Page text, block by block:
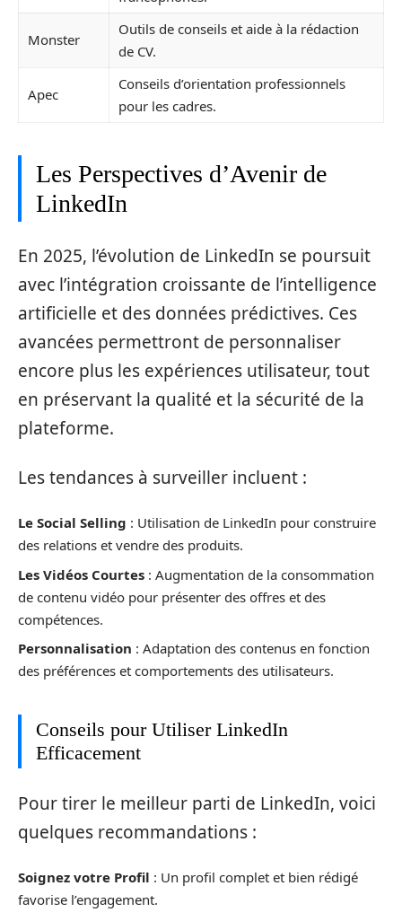
Monster
Outils de conseils et aide à la rédaction
de CV.
Apec
Conseils d’orientation professionnels
pour les cadres.
Les Perspectives d’Avenir de
LinkedIn
En 2025, l’évolution de LinkedIn se poursuit
avec l’intégration croissante de l’intelligence
artificielle et des données prédictives. Ces
avancées permettront de personnaliser
encore plus les expériences utilisateur, tout
en préservant la qualité et la sécurité de la
plateforme.
Les tendances à surveiller incluent :
Le Social Selling : Utilisation de LinkedIn pour construire
des relations et vendre des produits.
Les Vidéos Courtes : Augmentation de la consommation
de contenu vidéo pour présenter des offres et des
compétences.
Personnalisation : Adaptation des contenus en fonction
des préférences et comportements des utilisateurs.
Conseils pour Utiliser LinkedIn
Efficacement
Pour tirer le meilleur parti de LinkedIn, voici
quelques recommandations :
Soignez votre Profil : Un profil complet et bien rédigé
favorise l’engagement.